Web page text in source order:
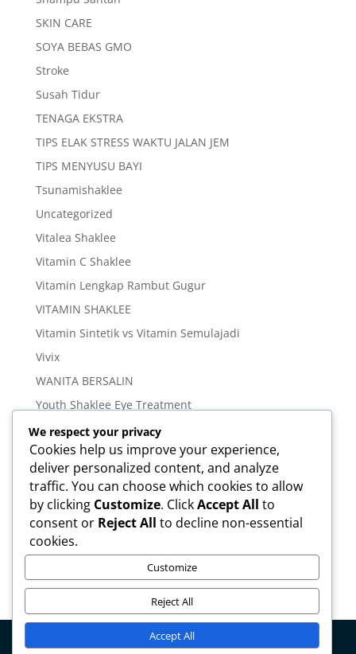
SKIN CARE
SOYA BEBAS GMO
Stroke
Susah Tidur
TENAGA EKSTRA
TIPS ELAK STRESS WAKTU JALAN JEM
TIPS MENYUSU BAYI
Tsunamishaklee
Uncategorized
Vitalea Shaklee
Vitamin C Shaklee
Vitamin Lengkap Rambut Gugur
VITAMIN SHAKLEE
Vitamin Sintetik vs Vitamin Semulajadi
Vivix
WANITA BERSALIN
Youth Shaklee Eye Treatment
YOUTH SKIN CARE SERIES
Meta
Log in
Entries feed
Comments feed
We respect your privacy
Cookies help us improve your experience,
deliver personalized content, and analyze
traffic. You can choose which cookies to allow
by clicking Customize. ClickAccept All to
consent or Reject All to decline non-essential
cookies.
Customize
Reject All
Accept All